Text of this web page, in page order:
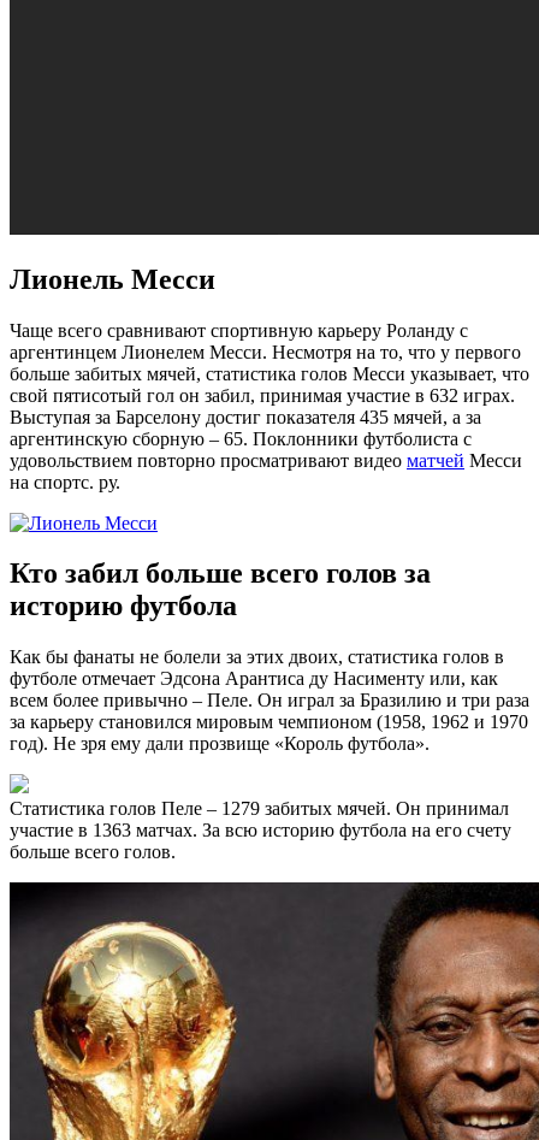
Лионель Месси
Чаще всего сравнивают спортивную карьеру Роланду с
аргентинцем Лионелем Месси. Несмотря на то, что у первого
больше забитых мячей, статистика голов Месси указывает, что
свой пятисотый гол он забил, принимая участие в 632 играх.
Выступая за Барселону достиг показателя 435 мячей, а за
аргентинскую сборную – 65. Поклонники футболиста с
удовольствием повторно просматривают видео матчей Месси
на спортс. ру.
Кто забил больше всего голов за
историю футбола
Как бы фанаты не болели за этих двоих, статистика голов в
футболе отмечает Эдсона Арантиса ду Насименту или, как
всем более привычно – Пеле. Он играл за Бразилию и три раза
за карьеру становился мировым чемпионом (1958, 1962 и 1970
год). Не зря ему дали прозвище «Король футбола».
Статистика голов Пеле – 1279 забитых мячей. Он принимал
участие в 1363 матчах. За всю историю футбола на его счету
больше всего голов.